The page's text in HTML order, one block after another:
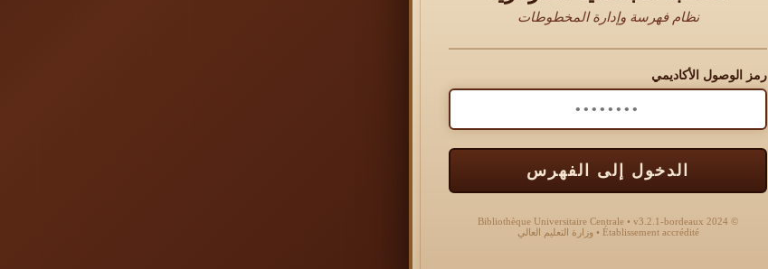
نظام فهرسة وإدارة المخطوطات
رمز الوصول الأكاديمي
الدخول إلى الفهرس
© 2024 Bibliothèque Universitaire Centrale • v3.2.1-bordeaux
Établissement accrédité • وزارة التعليم العالي